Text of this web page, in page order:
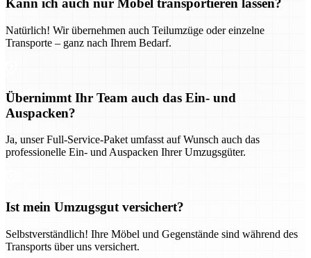
Kann ich auch nur Möbel transportieren lassen?
Natürlich! Wir übernehmen auch Teilumzüge oder einzelne
Transporte – ganz nach Ihrem Bedarf.
Übernimmt Ihr Team auch das Ein- und
Auspacken?
Ja, unser Full-Service-Paket umfasst auf Wunsch auch das
professionelle Ein- und Auspacken Ihrer Umzugsgüter.
Ist mein Umzugsgut versichert?
Selbstverständlich! Ihre Möbel und Gegenstände sind während des
Transports über uns versichert.